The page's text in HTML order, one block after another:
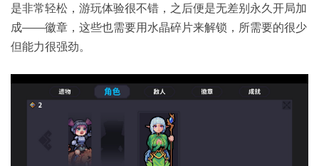
是非常轻松，游玩体验很不错，之后便是无差别永久开局加
成——徽章，这些也需要用水晶碎片来解锁，所需要的很少
但能力很强劲。